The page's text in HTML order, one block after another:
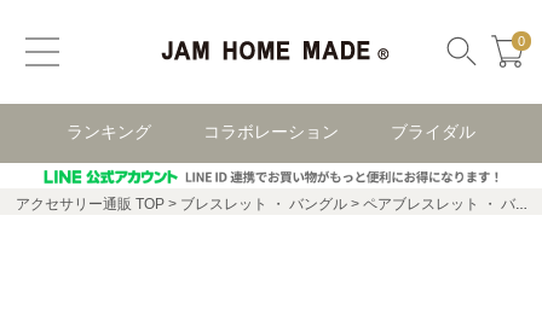
0
ランキング コラボレーション ブライダル
アクセサリー通販 TOP ブレスレット ・ バングル ペアブレスレット ・ バングル